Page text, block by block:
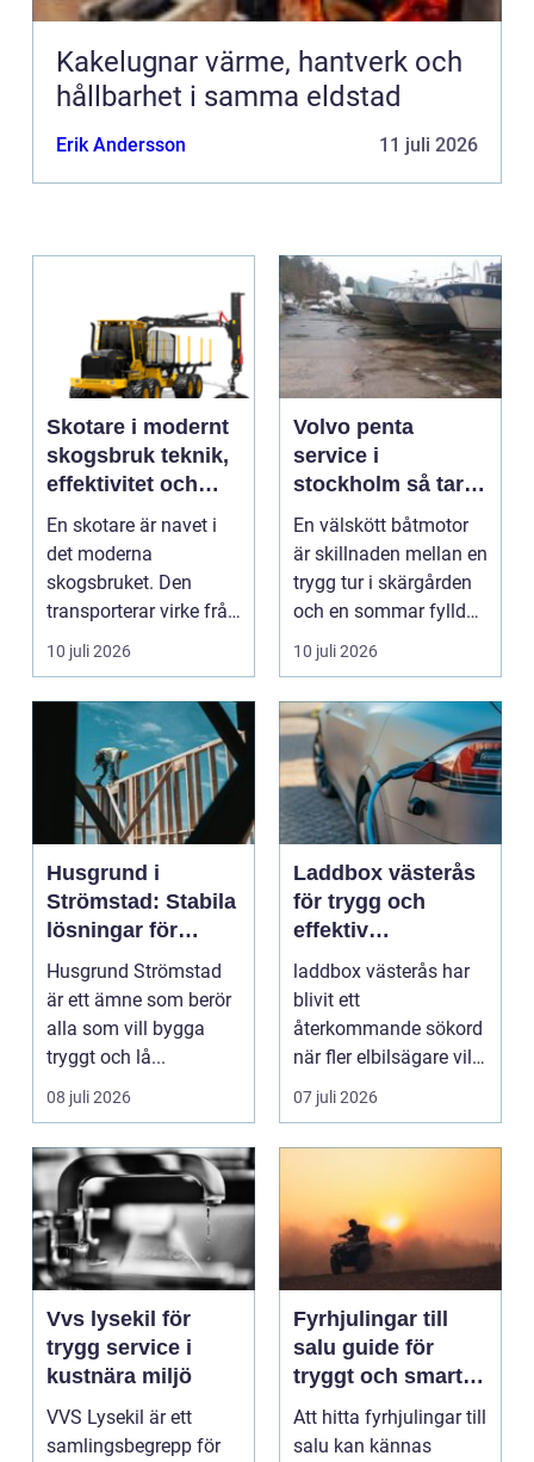
Kakelugnar värme, hantverk och
hållbarhet i samma eldstad
Erik Andersson 11 juli 2026
Skotare i modernt
skogsbruk teknik,
effektivitet och
hållbarhet
En skotare är navet i
det moderna
skogsbruket. Den
transporterar virke från
avverkningsplatsen till
10 juli 2026
Volvo penta
service i
stockholm så tar
du hand om din
båtmotor på rätt
sätt
En välskött båtmotor
är skillnaden mellan en
trygg tur i skärgården
och en sommar fylld
av ofrivilli...
10 juli 2026
Husgrund i
Strömstad: Stabila
lösningar för
boende vid kusten
Husgrund Strömstad
är ett ämne som berör
alla som vill bygga
tryggt och lå...
08 juli 2026
Laddbox västerås
för trygg och
effektiv
hemmaladdning
laddbox västerås har
blivit ett
återkommande sökord
när fler elbilsägare vill
ladda hemma på ett
säk...
07 juli 2026
Vvs lysekil för
trygg service i
kustnära miljö
VVS Lysekil är ett
samlingsbegrepp för
Fyrhjulingar till
salu guide för
tryggt och smart
köp
Att hitta fyrhjulingar till
salu kan kännas